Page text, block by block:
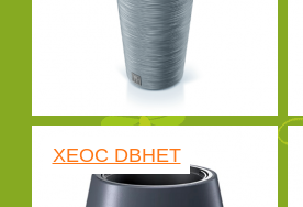
ХЕОС DBHET